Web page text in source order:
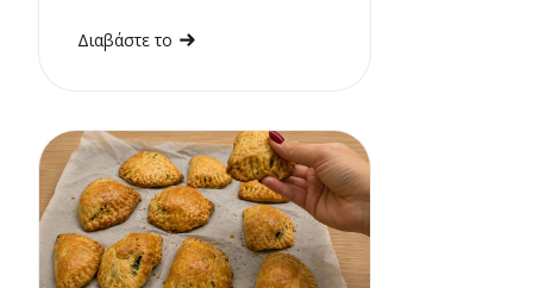
Διαβάστε το